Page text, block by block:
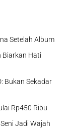
Setelah Album
Biarkan Hati
Bukan Sekadar
Rp450 Ribu
Jadi Wajah